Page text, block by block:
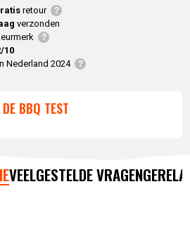
retour
verzonden
10
Nederland 2024
BBQ TEST
VEELGESTELDE VRAGEN